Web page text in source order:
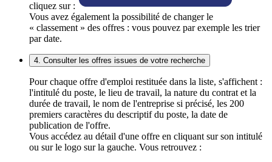
cliquez sur :
Vous avez également la possibilité de changer le
« classement » des offres : vous pouvez par exemple les trier
par date.
4. Consulter les offres issues de votre recherche
Pour chaque offre d'emploi restituée dans la liste, s'affichent :
l'intitulé du poste, le lieu de travail, la nature du contrat et la
durée de travail, le nom de l'entreprise si précisé, les 200
premiers caractères du descriptif du poste, la date de
publication de l'offre.
Vous accédez au détail d'une offre en cliquant sur son intitulé
ou sur le logo sur la gauche. Vous retrouvez :